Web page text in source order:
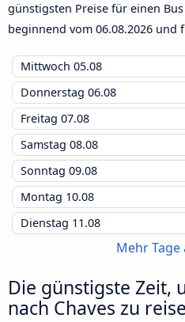
günstigsten Preise für einen
beginnend vom 06.08.2026 und
Mittwoch 05.08
Donnerstag 06.08
Freitag 07.08
Samstag 08.08
Sonntag 09.08
Montag 10.08
Dienstag 11.08
Mehr Tage
Die günstigste Zeit,
nach Chaves zu